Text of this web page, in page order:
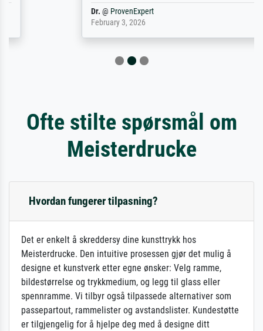
ProvenExpert
February 3, 2026
Ofte stilte spørsmål om
Meisterdrucke
Hvordan fungerer tilpasning?
Det er enkelt å skreddersy dine kunsttrykk hos
Meisterdrucke. Den intuitive prosessen gjør det mulig å
designe et kunstverk etter egne ønsker: Velg ramme,
bildestørrelse og trykkmedium, og legg til glass eller
spennramme. Vi tilbyr også tilpassede alternativer som
passepartout, rammelister og avstandslister. Kundestøtte
er tilgjengelig for å hjelpe deg med å designe ditt